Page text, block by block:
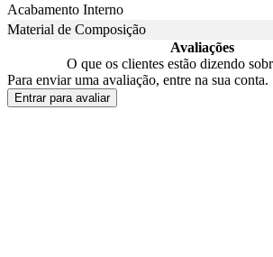
Acabamento Interno
Material de Composição
Avaliações
O que os clientes estão dizendo
Para enviar uma avaliação, entre na sua conta.
Entrar para avaliar